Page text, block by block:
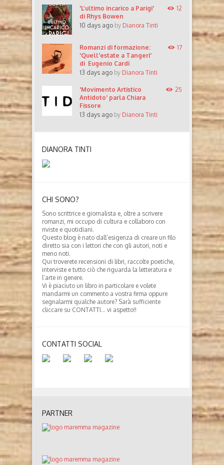
'L’ultimo incarico a Parigi'
di Rhys Bowen
10 days ago by Dianora Tinti
12
Romanzi di formazione:
'Quell'estate a Tangeri'
di Eugenio Cardi
13 days ago by Dianora Tinti
17
'Movimento Artistico
Antidoto' parla Chiara
Fissore
13 days ago by Dianora Tinti
25
DIANORA TINTI
CHI SONO?
Sono scrittrice e giornalista e, oltre a scrivere
romanzi, mi occupo di cultura e collaboro con
riviste e quotidiani.
Questo blog è nato dall’esigenza di creare un filo
diretto sia con i lettori che con gli autori, noti e
meno noti.
Qui troverete recensioni di libri, raccolte poetiche,
interviste e tutto ciò che riguarda la letteratura e
l’arte in genere.
Vi è piaciuto un libro in particolare e volete
mandarmi un commento a vostra firma oppure
segnalarmi qualche autore? Sarà sufficiente
cliccare su CONTATTI… vi aspetto!!
CONTATTI SOCIAL
PARTNER